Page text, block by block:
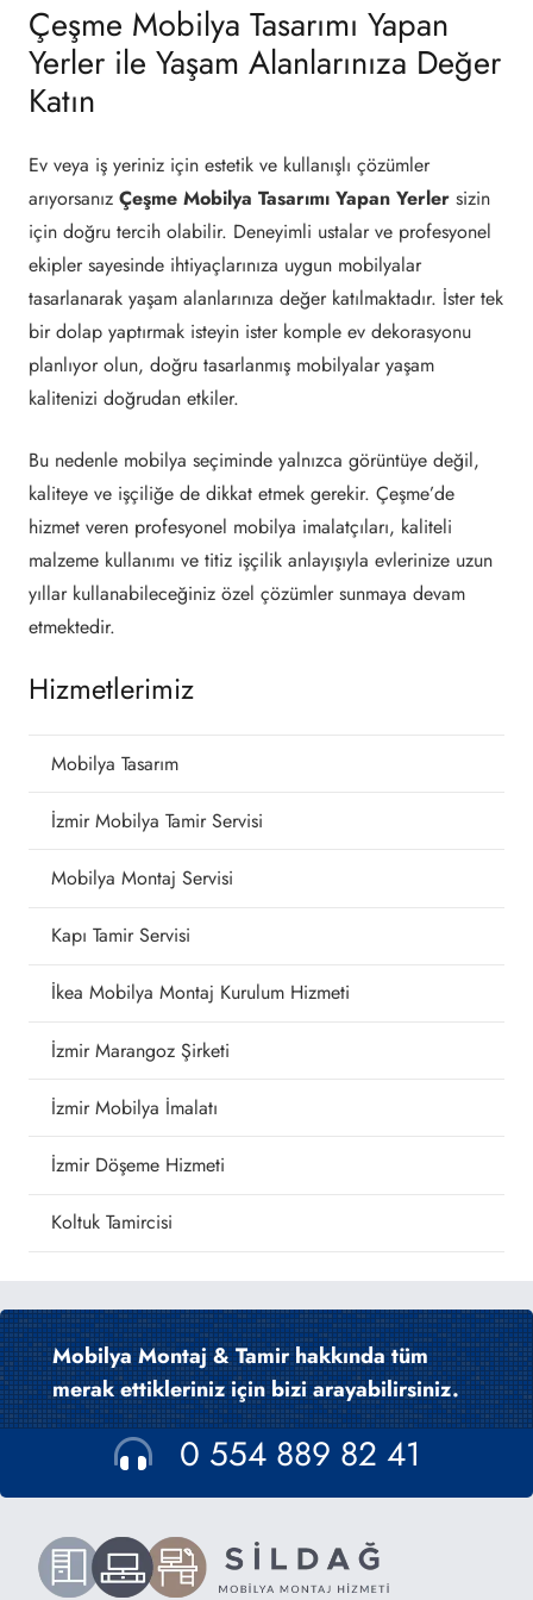
Çeşme Mobilya Tasarımı Yapan
Yerler ile Yaşam Alanlarınıza Değer
Katın
Ev veya iş yeriniz için estetik ve kullanışlı çözümler
arıyorsanız Çeşme Mobilya Tasarımı Yapan Yerler sizin
için doğru tercih olabilir. Deneyimli ustalar ve profesyonel
ekipler sayesinde ihtiyaçlarınıza uygun mobilyalar
tasarlanarak yaşam alanlarınıza değer katılmaktadır. İster tek
bir dolap yaptırmak isteyin ister komple ev dekorasyonu
planlıyor olun, doğru tasarlanmış mobilyalar yaşam
kalitenizi doğrudan etkiler.
Bu nedenle mobilya seçiminde yalnızca görüntüye değil,
kaliteye ve işçiliğe de dikkat etmek gerekir. Çeşme’de
hizmet veren profesyonel mobilya imalatçıları, kaliteli
malzeme kullanımı ve titiz işçilik anlayışıyla evlerinize uzun
yıllar kullanabileceğiniz özel çözümler sunmaya devam
etmektedir.
Hizmetlerimiz
Mobilya Tasarım
İzmir Mobilya Tamir Servisi
Mobilya Montaj Servisi
Kapı Tamir Servisi
İkea Mobilya Montaj Kurulum Hizmeti
İzmir Marangoz Şirketi
İzmir Mobilya İmalatı
İzmir Döşeme Hizmeti
Koltuk Tamircisi
Mobilya Montaj & Tamir hakkında tüm
merak ettikleriniz için bizi arayabilirsiniz.
0 554 889 82 41